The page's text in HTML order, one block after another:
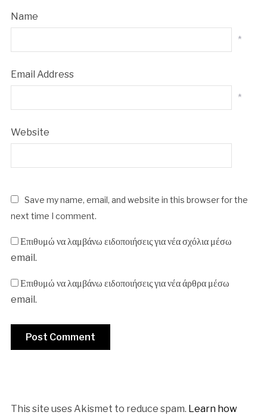
Name
*
Email Address
*
Website
Save my name, email, and website in this browser for the
next time I comment.
Επιθυμώ να λαμβάνω ειδοποιήσεις για νέα σχόλια μέσω
email.
Επιθυμώ να λαμβάνω ειδοποιήσεις για νέα άρθρα μέσω
email.
This site uses Akismet to reduce spam. Learn how